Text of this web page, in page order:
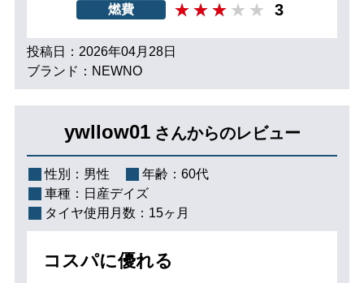
燃費 3
投稿日：2026年04月28日
ブランド：NEWNO
ywllow01 さんからのレビュー
性別： 男性 年齢： 60代
車種： 日産デイズ
タイヤ使用月数： 15ヶ月
コスパに優れる